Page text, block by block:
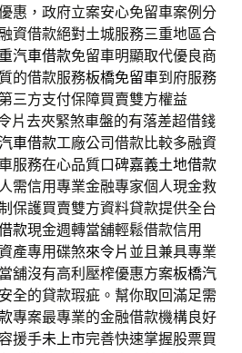
惠，政府立案安心免留車案例分
資借款絕對土城服務三重地區合
汽車借款免留車明顯取代優良商
的借款服務板橋免留車到府服務
三方支付保障買賣雙方權益
片去夾緊煞車盤的有落差超借錢
車借款工廠公司借款比較多融資
服務在心品質口碑嘉義土地借款
需信用專業金融專家個人現金救
保護買賣雙方資料貸款提供全台
款現金週轉當舖輕鬆借款信用
產專用碟煞來令片 並且兼具專業
舖沒有高利壓榨優惠方案板橋汽
全的貸款瑕疵。幫你取回滿足需
專案最專業的金融借款機構良好
援手未上市完善快速掌握股票買